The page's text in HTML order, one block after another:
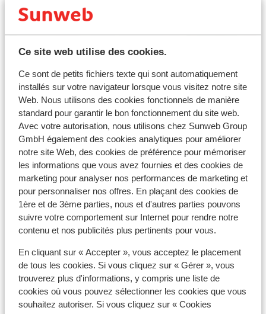
Ce site web utilise des cookies.
Ce sont de petits fichiers texte qui sont automatiquement
installés sur votre navigateur lorsque vous visitez notre site
Web. Nous utilisons des cookies fonctionnels de manière
standard pour garantir le bon fonctionnement du site web.
Avec votre autorisation, nous utilisons chez Sunweb Group
GmbH également des cookies analytiques pour améliorer
notre site Web, des cookies de préférence pour mémoriser
les informations que vous avez fournies et des cookies de
marketing pour analyser nos performances de marketing et
pour personnaliser nos offres. En plaçant des cookies de
1ère et de 3ème parties, nous et d'autres parties pouvons
suivre votre comportement sur Internet pour rendre notre
contenu et nos publicités plus pertinents pour vous.
En cliquant sur « Accepter », vous acceptez le placement
de tous les cookies. Si vous cliquez sur « Gérer », vous
trouverez plus d'informations, y compris une liste de
cookies où vous pouvez sélectionner les cookies que vous
souhaitez autoriser. Si vous cliquez sur « Cookies
À proximité
Distance de l'aéroport environ 19 kilomètres
Distance au port environ 20 mètres
Distance jusqu'au distributeur d'argent environ
200 mètres
Distance aux magasins les plus proches environ
200 mètres
Distance à la supérette la plus proche environ 100
mètres
mètres
Distance à la pharmacie la plus proche environ 150
mètres